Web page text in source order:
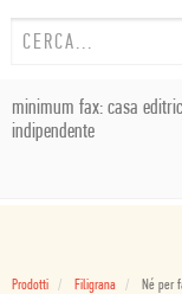
minimum fax: casa
indipendente
Prodotti Filigrana Né per